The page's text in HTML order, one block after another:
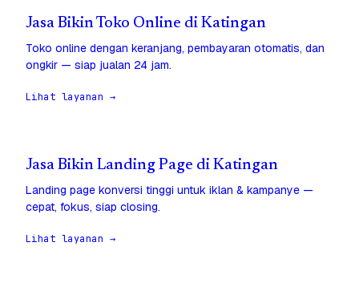
Jasa Bikin Toko Online di Katingan
Toko online dengan keranjang, pembayaran otomatis, dan
ongkir — siap jualan 24 jam.
Lihat layanan →
Jasa Bikin Landing Page di Katingan
Landing page konversi tinggi untuk iklan & kampanye —
cepat, fokus, siap closing.
Lihat layanan →